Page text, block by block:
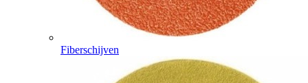
Fiberschijven